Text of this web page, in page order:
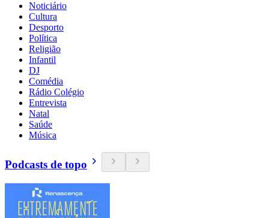
Noticiário
Cultura
Desporto
Política
Religião
Infantil
DJ
Comédia
Rádio Colégio
Entrevista
Natal
Saúde
Música
Podcasts de topo